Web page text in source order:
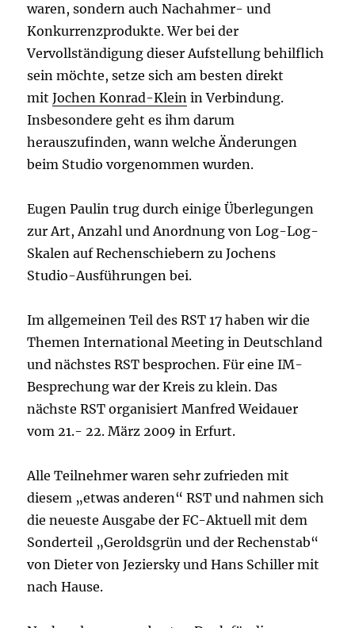
waren, sondern auch Nachahmer- und
Konkurrenzprodukte. Wer bei der
Vervollständigung dieser Aufstellung behilflich
sein möchte, setze sich am besten direkt
mitJochen Konrad-Klein in Verbindung.
Insbesondere geht es ihm darum
herauszufinden, wann welche Änderungen
beim Studio vorgenommen wurden.
Eugen Paulin trug durch einige Überlegungen
zur Art, Anzahl und Anordnung von Log-Log-
Skalen auf Rechenschiebern zu Jochens
Studio-Ausführungen bei.
Im allgemeinen Teil des RST 17 haben wir die
Themen International Meeting in Deutschland
und nächstes RST besprochen. Für eine IM-
Besprechung war der Kreis zu klein. Das
nächste RST organisiert Manfred Weidauer
vom 21.- 22. März 2009 in Erfurt.
Alle Teilnehmer waren sehr zufrieden mit
diesem „etwas anderen“ RST und nahmen sich
die neueste Ausgabe der FC-Aktuell mit dem
Sonderteil „Geroldsgrün und der Rechenstab“
von Dieter von Jeziersky und Hans Schiller mit
nach Hause.